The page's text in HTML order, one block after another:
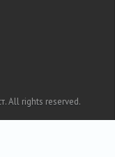
All rights reserved.